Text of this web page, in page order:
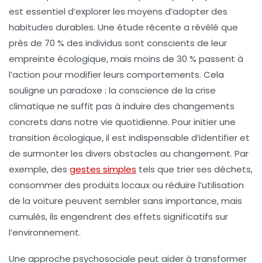
est essentiel d’explorer les moyens d’adopter des
habitudes durables. Une étude récente a révélé que
près de 70 % des individus sont conscients de leur
empreinte écologique, mais moins de 30 % passent à
l’action pour modifier leurs comportements. Cela
souligne un paradoxe : la conscience de la crise
climatique ne suffit pas à induire des changements
concrets dans notre vie quotidienne. Pour initier une
transition écologique, il est indispensable d’identifier et
de surmonter les divers obstacles au changement. Par
exemple, des gestes simples tels que trier ses déchets,
consommer des produits locaux ou réduire l’utilisation
de la voiture peuvent sembler sans importance, mais
cumulés, ils engendrent des effets significatifs sur
l’environnement.
Une approche psychosociale peut aider à transformer